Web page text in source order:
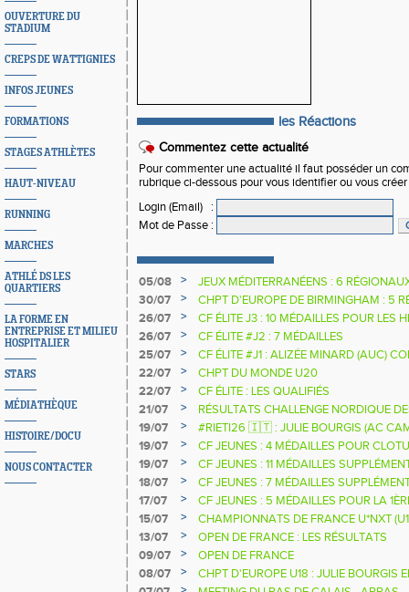
OUVERTURE DU
STADIUM
CREPS DE WATTIGNIES
INFOS JEUNES
FORMATIONS
STAGES ATHLÈTES
HAUT-NIVEAU
RUNNING
MARCHES
ATHLÉ DS LES
QUARTIERS
LA FORME EN
ENTREPRISE ET MILIEU
HOSPITALIER
STARS
MÉDIATHÈQUE
HISTOIRE/DOCU
NOUS CONTACTER
les Réactions
Commentez cette actualité
Pour commenter une actualité il faut posséder un
rubrique ci-dessous pour vous identifier ou vous
Login (Email)
:
Mot de Passe :
05/08 >
JEUX MÉDITERRANÉENS : 6
30/07
>
CHPT D'EUROPE DE BIRMINGHAM : 5
26/07
>
CF ÉLITE J3 : 10 MÉDAILLES POUR LES
26/07
>
CF ÉLITE #J2 : 7 MÉDAILLES
25/07
>
CF ÉLITE #J1 : ALIZÉE MINARD (AUC)
NATIONALE
22/07 >
CHPT DU MONDE U20
22/07
>
CF ÉLITE : LES QUALIFIÉS
21/07
>
RÉSULTATS CHALLENGE NORDIQUE
2025 2026
19/07 >
#RIETI26 🇮🇹 : JULIE BOURGIS (AC
D'EUROPE U18 DE LA PERCHE
19/07 >
CF JEUNES : 4 MÉDAILLES POUR
19/07
>
CF JEUNES : 11 MÉDAILLES
18/07
>
CF JEUNES : 7 MÉDAILLES
17/07
>
CF JEUNES : 5 MÉDAILLES POUR LA
15/07
>
CHAMPIONNATS DE FRANCE U*NXT
13/07
>
OPEN DE FRANCE : LES RÉSULTATS
09/07
>
OPEN DE FRANCE
08/07
>
CHPT D'EUROPE U18 : JULIE BOURGIS